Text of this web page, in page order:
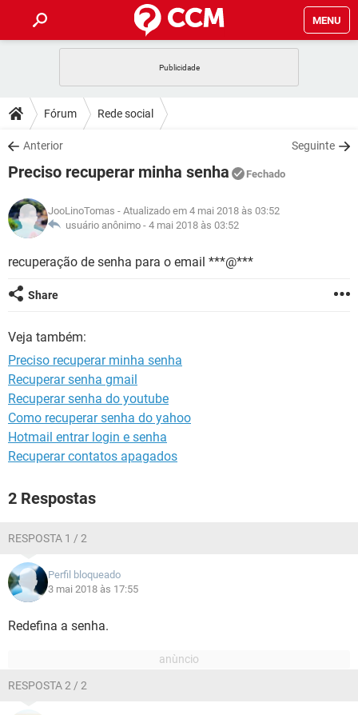
MENU
CELULAR
OUTLOOK
INSTAGRAM GMAIL
GUIA DE COMPRAS
DICAS
JOGOS
INSTAGRAM GMAIL
GUIA DE COMPRAS
DOWNLOADS
JOGOS WHATSAPP
CELULAR
OUTLOOK EXCEL
INSTAGRAM GMAIL
JOGOS WHATSAPP
CELULAR
OUTLOOK EXCEL
INSTAGRAM
GLOSSÁRIO
WHATSAPP
INSTAGRAM
GUIA DE COMPRAS
Fórum Rede social
Anterior Seguinte
Preciso recuperar minha senha Fechado
JooLinoTomas - Atualizado em 4 mai 2018 às 03:52
usuário anônimo - 4 mai 2018 às 03:52
recuperação de senha para o email ***@***
Share
Veja também:
Preciso recuperar minha senha
Recuperar senha gmail
Recuperar senha do youtube
Como recuperar senha do yahoo
Hotmail entrar login e senha
Recuperar contatos apagados
2 Respostas
RESPOSTA 1 / 2
Perfil bloqueado
3 mai 2018 às 17:55
Redefina a senha.
RESPOSTA 2 / 2